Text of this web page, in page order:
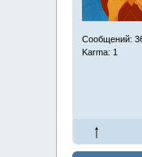
Сообщений:
Karma: 1